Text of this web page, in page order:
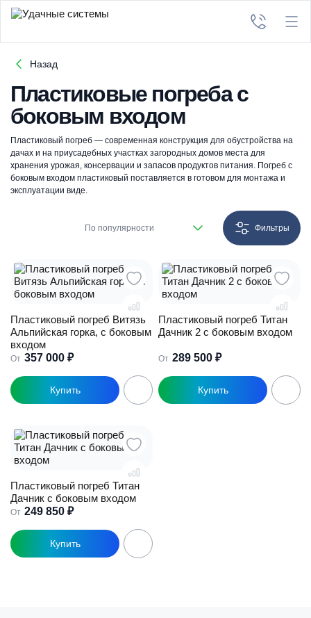
Назад
Пластиковые погреба с
боковым входом
Пластиковый погреб — современная конструкция для обустройства на
дачах и на приусадебных участках загородных домов места для
хранения урожая, консервации и запасов продуктов питания. Погреб с
боковым входом пластиковый поставляется в готовом для монтажа и
эксплуатации виде.
По популярности Фильтры
Пластиковый погреб Витязь
Альпийская горка, с боковым
входом
От 357 000 ₽
Этот
товар
несколько
вариаций.
Опции
выбрать
на
странице
Пластиковый погреб Титан
Дачник 2 с боковым входом
От 289 500 ₽
Этот
товар
Пластиковый погреб Титан
Дачник с боковым входом
От 249 850 ₽
Этот
товар